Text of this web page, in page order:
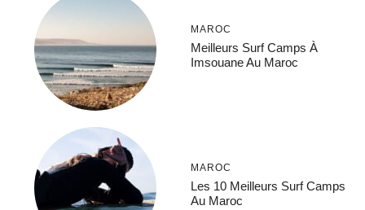
MAROC
Meilleurs Surf Camps À
Imsouane Au Maroc
MAROC
Les 10 Meilleurs Surf Camps
Au Maroc